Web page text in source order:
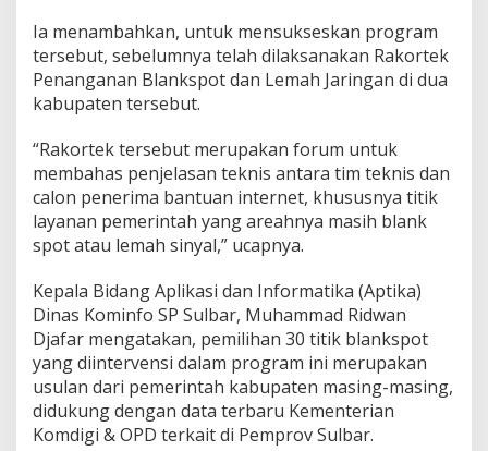
d
i
P
a
s
n
g
k
a
y
u
a
n
M
a
m
u
u
T
Ia menambahkan, untuk mensukseskan program
tersebut, sebelumnya telah dilaksanakan Rakortek
Penanganan Blankspot dan Lemah Jaringan di dua
kabupaten tersebut.
“Rakortek tersebut merupakan forum untuk
membahas penjelasan teknis antara tim teknis dan
calon penerima bantuan internet, khususnya titik
layanan pemerintah yang areahnya masih blank
spot atau lemah sinyal,” ucapnya.
Kepala Bidang Aplikasi dan Informatika (Aptika)
Dinas Kominfo SP Sulbar, Muhammad Ridwan
Djafar mengatakan, pemilihan 30 titik blankspot
yang diintervensi dalam program ini merupakan
usulan dari pemerintah kabupaten masing-masing,
didukung dengan data terbaru Kementerian
Komdigi & OPD terkait di Pemprov Sulbar.